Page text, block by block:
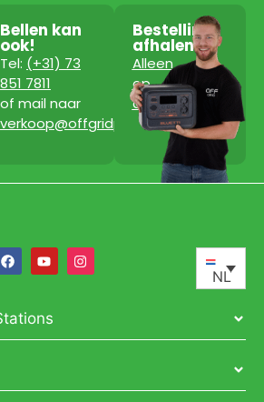
Bellen kan
ook!
Tel: (+31) 73
851 7811
of mail naar
verkoop@offgridpowerstation.com
Bestelling
afhalen?
Alleen
op
afspraak!
NL